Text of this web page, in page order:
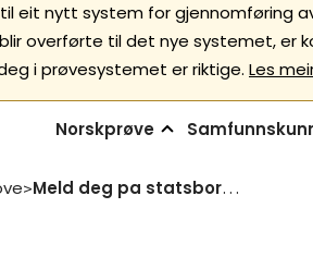
eit nytt system for gjennomføring
overførte til det nye systemet,
i prøvesystemet er riktige. Les
Norskprøve
> Meld deg pa statsborgarprove